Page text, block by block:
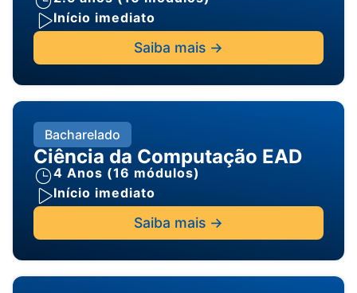
Início imediato
Saiba mais ->
Bacharelado
Ciência da Computação EAD
4 Anos (16 módulos)
Início imediato
Saiba mais ->